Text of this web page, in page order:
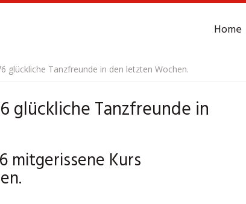
Home
glückliche Tanzfreunde in den letzten Wochen.
glückliche Tanzfreunde in
mitgerissene Kurs